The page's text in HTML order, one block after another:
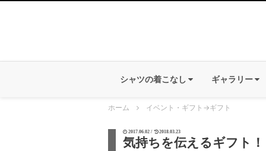
シャツの着こなし ギャラリー
ホーム イベント・ギフト →ギフト
2017.06.02 / 2018.03.23
気持ちを伝えるギフト